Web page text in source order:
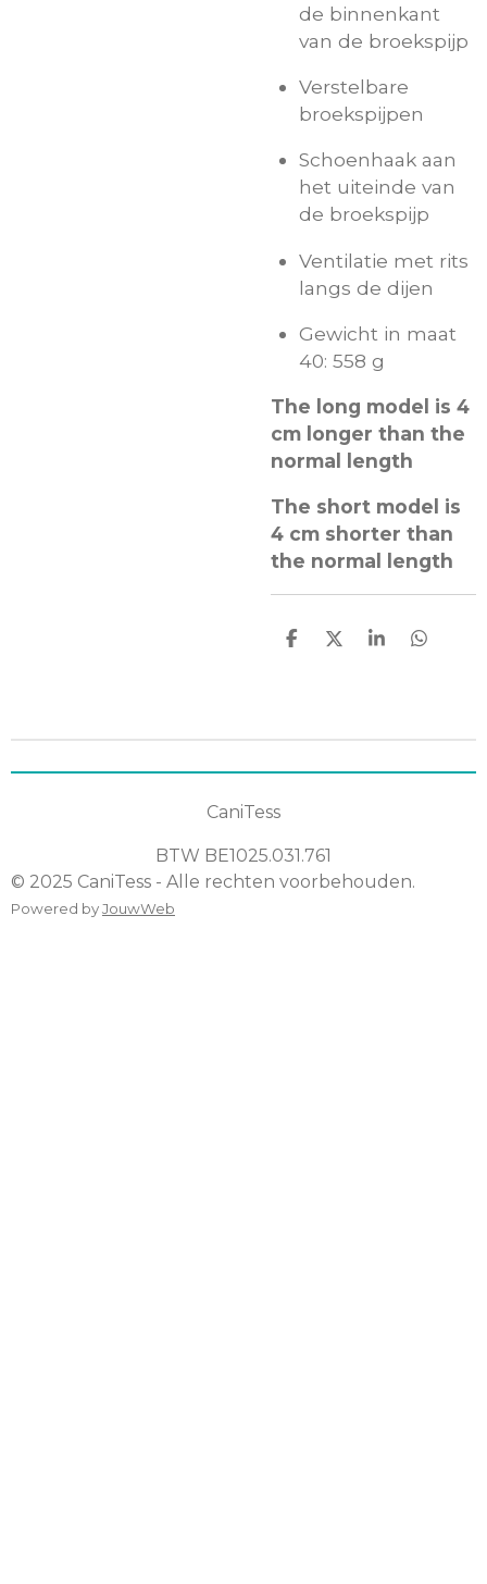
de binnenkant
van de broekspijp
Verstelbare
broekspijpen
Schoenhaak aan
het uiteinde van
de broekspijp
Ventilatie met rits
langs de dijen
Gewicht in maat
40: 558 g
The long model is 4
cm longer than the
normal length
The short model is
4 cm shorter than
the normal length
D
D
S
D
CaniTess
BTW BE1025.031.761
© 2025 CaniTess - Alle rechten voorbehouden.
Powered byJouwWeb